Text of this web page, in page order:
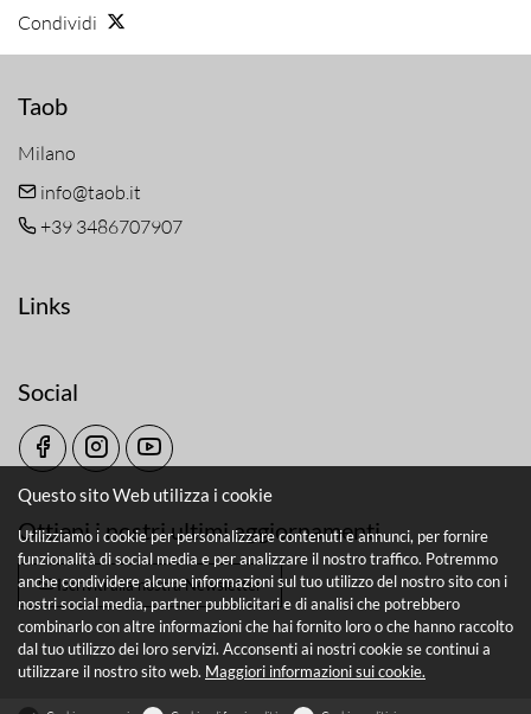
Condividi
Taob
Milano
info@taob.it
+39 3486707907
Links
Social
Ottieni i nostri ultimi aggiornamenti
Iscriviti alla nostra Newsletter
Questo sito Web utilizza i cookie
Utilizziamo i cookie per personalizzare contenuti e annunci, per fornire
funzionalità di social media e per analizzare il nostro traffico. Potremmo
anche condividere alcune informazioni sul tuo utilizzo del nostro sito con i
nostri social media, partner pubblicitari e di analisi che potrebbero
combinarlo con altre informazioni che hai fornito loro o che hanno raccolto
dal tuo utilizzo dei loro servizi. Acconsenti ai nostri cookie se continui a
utilizzare il nostro sito web. Maggiori informazioni sui cookie.